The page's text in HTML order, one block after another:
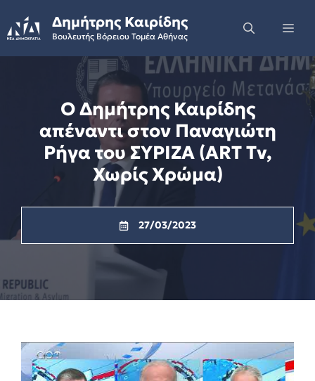
to
content
Δημήτρης Καιρίδης
Βουλευτής Βόρειου Τομέα Αθήνας
Ο Δημήτρης Καιρίδης
απέναντι στον Παναγιώτη
Ρήγα του ΣΥΡΙΖΑ (ART Tv,
Χωρίς Χρώμα)
27/03/2023